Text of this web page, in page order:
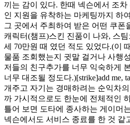
끼는 감이 있다. 한때 넥슨에서 조
인 지원을 유착하는 마케팅까지 하
그 곳에서 주최하여 받은 어떤 쿠폰
캐릭터(챔프)스킨 진품이 나와, 스
세 70만원 때 였던 적도 있었다.(이
물품 조회했는지 귓말 걸거나 사행
저들의 친구추가를 너무 익숙하게
너무 대조될 정도다.)[strike]add me,
개주고 자기는 경매하려는 순익차
까 가시적으로도 한눈에 전체적인
틀어 보면 도타에 종사하는 게이머
넥슨에서도 서비스 종료를 한 것 같